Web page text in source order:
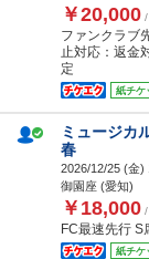
￥20,000
ファンクラ
止対応：返金
定
紙チケ
ミュージカ
春
2026/12/25 (金)
御園座 (愛知)
￥18,000
FC最速先行 S
紙チケ